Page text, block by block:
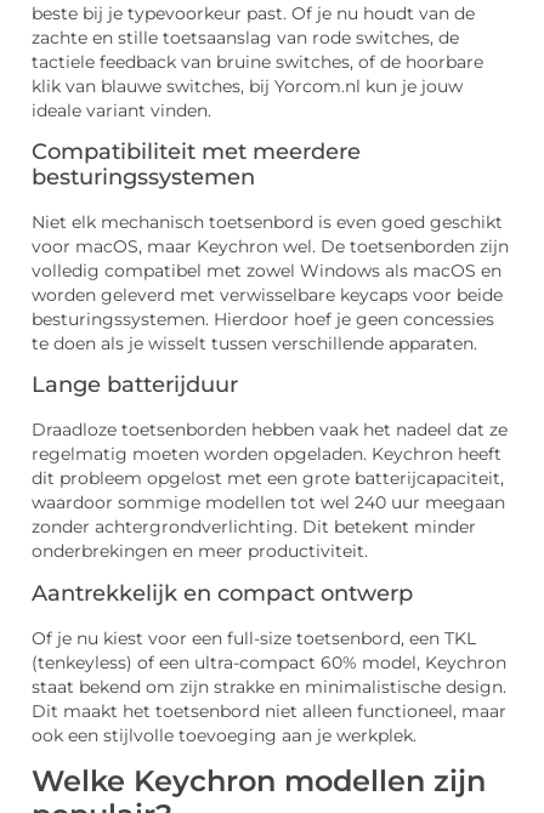
beste bij je typevoorkeur past. Of je nu houdt van de
zachte en stille toetsaanslag van rode switches, de
tactiele feedback van bruine switches, of de hoorbare
klik van blauwe switches, bij Yorcom.nl kun je jouw
ideale variant vinden.
Compatibiliteit met meerdere
besturingssystemen
Niet elk mechanisch toetsenbord is even goed geschikt
voor macOS, maar Keychron wel. De toetsenborden zijn
volledig compatibel met zowel Windows als macOS en
worden geleverd met verwisselbare keycaps voor beide
besturingssystemen. Hierdoor hoef je geen concessies
te doen als je wisselt tussen verschillende apparaten.
Lange batterijduur
Draadloze toetsenborden hebben vaak het nadeel dat ze
regelmatig moeten worden opgeladen. Keychron heeft
dit probleem opgelost met een grote batterijcapaciteit,
waardoor sommige modellen tot wel 240 uur meegaan
zonder achtergrondverlichting. Dit betekent minder
onderbrekingen en meer productiviteit.
Aantrekkelijk en compact ontwerp
Of je nu kiest voor een full-size toetsenbord, een TKL
(tenkeyless) of een ultra-compact 60% model, Keychron
staat bekend om zijn strakke en minimalistische design.
Dit maakt het toetsenbord niet alleen functioneel, maar
ook een stijlvolle toevoeging aan je werkplek.
Welke Keychron modellen zijn